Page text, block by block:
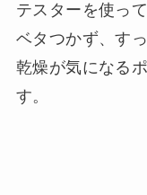
テスターを使っ
ベタつかず、す
乾燥が気になる
す。